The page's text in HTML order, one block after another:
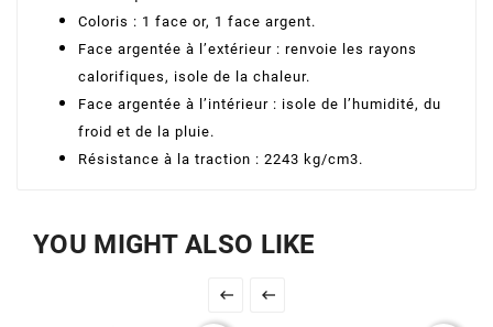
Coloris : 1 face or, 1 face argent.
Face argentée à l’extérieur : renvoie les rayons
calorifiques, isole de la chaleur.
Face argentée à l’intérieur : isole de l’humidité, du
froid et de la pluie.
Résistance à la traction : 2243 kg/cm3.
YOU MIGHT ALSO LIKE
 